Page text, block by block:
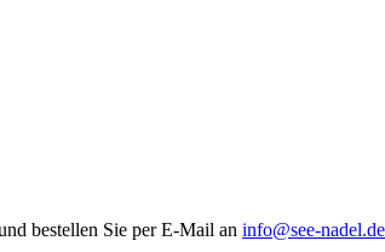
bestellen Sie per E-Mail an info@see-nadel.de